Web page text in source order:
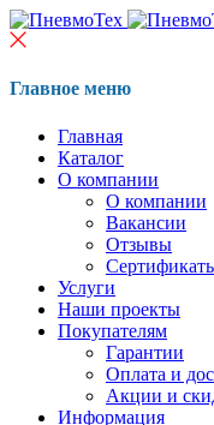
Главное меню
Главная
Каталог
О компании
О компании
Вакансии
Отзывы
Услуги
Наши проекты
Покупателям
Гарантии
Оплата и
Акции и
Информация